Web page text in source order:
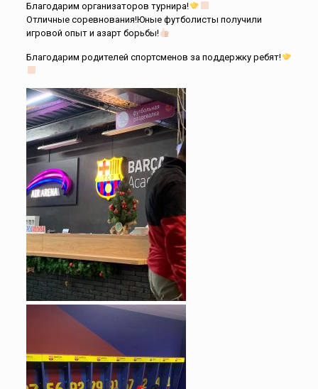
Благодарим организаторов турнира!
Отличные соревнования!Юные футболисты получили
игровой опыт и азарт борьбы!
Благодарим родителей спортсменов за поддержку ребят!